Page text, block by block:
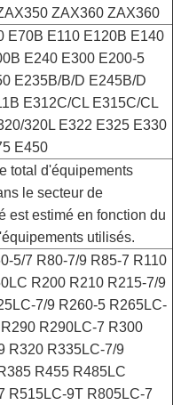
ZAX360 ZAX360
E70B E110 E120B E140
E240 E300 E200-5
E235B/B/D E245B/D
E312C/CL E315C/CL
320L E322 E325 E330
E450
total d'équipements
le secteur de
est estimé en fonction du
utilisés.
5/7 R80-7/9 R85-7 R110
R200 R210 R215-7/9
7/9 R260-5 R265LC-
R290LC-7 R300
R320 R335LC-7/9
R455 R485LC
R515LC-9T R805LC-7